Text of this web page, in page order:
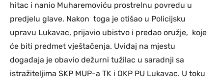
hitac i nanio Muharemoviću prostrelnu povredu u
predjelu glave. Nakon toga je otišao u Policijsku
upravu Lukavac, prijavio ubistvo i predao oružje, koje
će biti predmet vještačenja. Uviđaj na mjestu
događaja je obavio dežurni tužilac u saradnji sa
istražiteljima SKP MUP-a TK i OKP PU Lukavac. U toku